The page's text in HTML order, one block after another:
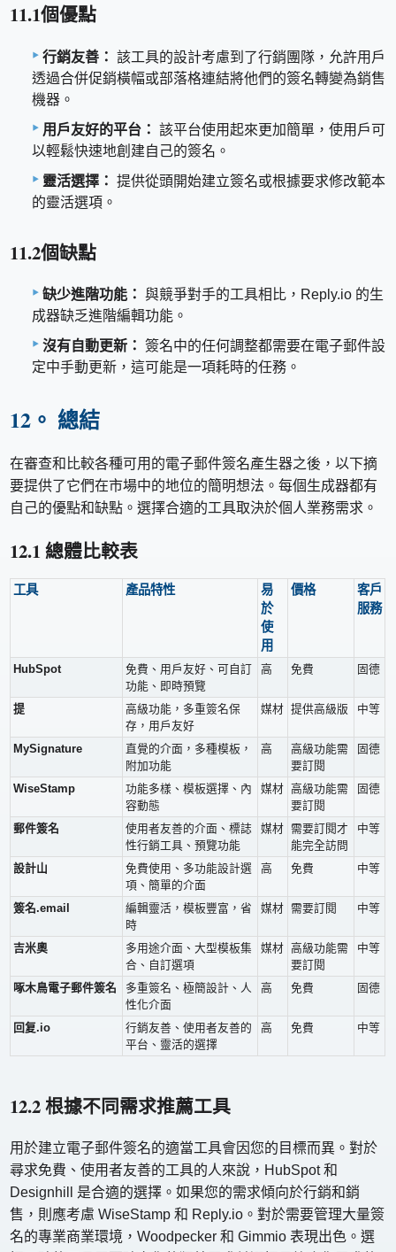
11.1個優點
行銷友善： 該工具的設計考慮到了行銷團隊，允許用戶
透過合併促銷橫幅或部落格連結將他們的簽名轉變為銷售
機器。
用戶友好的平台： 該平台使用起來更加簡單，使用戶可
以輕鬆快速地創建自己的簽名。
靈活選擇： 提供從頭開始建立簽名或根據要求修改範本
的靈活選項。
11.2個缺點
缺少進階功能： 與競爭對手的工具相比，Reply.io 的生
成器缺乏進階編輯功能。
沒有自動更新： 簽名中的任何調整都需要在電子郵件設
定中手動更新，這可能是一項耗時的任務。
12。 總結
在審查和比較各種可用的電子郵件簽名產生器之後，以下摘
要提供了它們在市場中的地位的簡明想法。每個生成器都有
自己的優點和缺點。選擇合適的工具取決於個人業務需求。
12.1 總體比較表
工具 產品特性
易
於
使
用
價格
客戶
服務
HubSpot
免費、用戶友好、可自訂
功能、即時預覽
高 免費 固德
提
高級功能，多重簽名保
存，用戶友好
媒材 提供高級版 中等
MySignature
直覺的介面，多種模板，
附加功能
高
高級功能需
要訂閱
固德
WiseStamp
功能多樣、模板選擇、內
容動態
媒材 高級功能需
要訂閱
固德
郵件簽名
使用者友善的介面、標誌
性行銷工具、預覽功能
媒材 需要訂閱才
能完全訪問
中等
設計山
免費使用、多功能設計選
項、簡單的介面
高 免費 中等
簽名.email
編輯靈活，模板豐富，省
時
媒材 需要訂閱 中等
吉米奧
多用途介面、大型模板集
合、自訂選項
媒材 高級功能需
要訂閱
中等
啄木鳥電子郵件簽名
多重簽名、極簡設計、人
性化介面
高 免費 固德
回复.io
行銷友善、使用者友善的
平台、靈活的選擇
高 免費 中等
12.2 根據不同需求推薦工具
用於建立電子郵件簽名的適當工具會因您的目標而異。對於
尋求免費、使用者友善的工具的人來說，HubSpot 和
Designhill 是合適的選擇。如果您的需求傾向於行銷和銷
售，則應考慮 WiseStamp 和 Reply.io。對於需要管理大量簽
名的專業商業環境，Woodpecker 和 Gimmio 表現出色。選